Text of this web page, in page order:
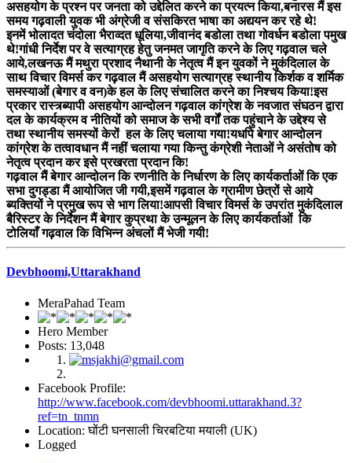
असहयोग के प्रश्न पर जनता को उद्देलित करने का प्रयत्न किया,बनारस मैं इस
समय गढ़वाली युवक भी अंग्रेजी व संसकिरत भाषा का अद्ययन कर रहे थे!
इनमें भोलादत चंदोला भैराव्दत धूलिया,जीवानंद बडोला तथा गोवर्धन बडोला पमुख
थे!गांधी निर्देश पर वे सत्याग्रह हेतु जनमत जागृति करने के लिए गढ़वाल चले
आये,लखनऊ मैं मथुरा प्रशाद नैथानी के नेतृत्व मैं इन युवकों ने मुकंदिलाल के
साथ विचार विमर्स कर गढ़वाल मैं असहयोग सत्याग्रह स्थानीय किर्शक व शर्मिक
समस्याओं (बेगार व वन)के हल के लिए संचालित करने का निश्चय किया!इस
प्रकार रास्त्र्ब्यापी असहयोग आन्दोलन गढ़वाल कांग्रेश के नवजात संघठन द्वारा
दल के कार्यक्रम व नीतियों को समाज के सभी वर्गों तक पहुंचाने के उद्देश्य से
तथा स्थानीय समस्यों केरों हल के लिए चलाया गया!यधपि बेगार आन्दोलन
कांग्रेश के तत्वावधान मैं नहीं चलाया गया किन्तु कंग्रेशी नेताओं ने असंतोष को
नेतृत्व प्रदान कर इसे प्रखरता प्रदान कि!
गढ़वाल मैं बेगार आन्दोलन कि रणनीति के निर्धारण के लिए कार्यकर्ताओं कि एक
सभा दुगड्डा मैं आयोजित जी गयी,इसमें गढ़वाल के ग्रामीण छेत्रों से आये
ब्यक्तियों ने प्रमुख रूप से भाग लिया!आपसी विचार विमर्स के उपरांत मुकंदिलाल
बैरिस्टर के निर्देशन मैं बेगार कुप्रथा के उन्मूलन के लिए कार्यकर्ताओं कि
टोलियाँ गढ़वाल कि विभिन्न अंचलों मैं भेजी गयी!
Devbhoomi,Uttarakhand
MeraPahad Team
Hero Member
Posts: 13,048
Facebook Profile:
http://www.facebook.com/devbhoomi.uttarakhand.3?
ref=tn_tnmn
Location: घोंटी घनसाली चिरबटिया मयाली (UK)
Logged